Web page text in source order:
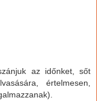
az időnket, sőt
értelmesen,